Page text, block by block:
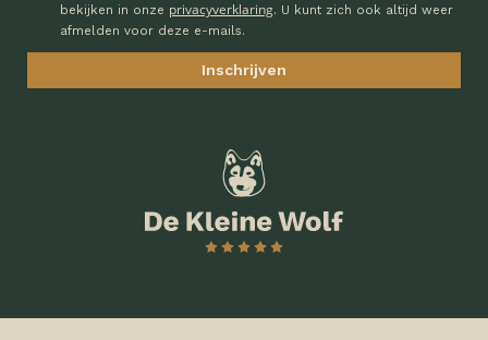
bekijken in onze privacyverklaring. U kunt zich ook altijd weer
afmelden voor deze e-mails.